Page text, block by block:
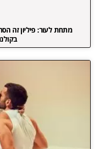
מתחת לעור: פיליון זה